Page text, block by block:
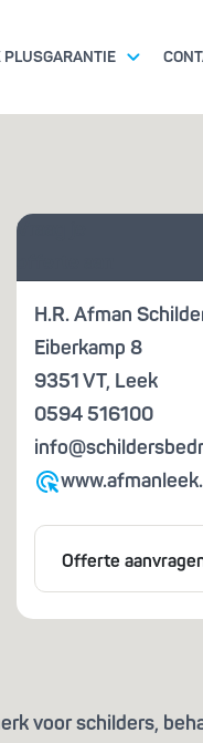
PLUSGARANTIE
KENNISBANK
Vraag je
H.R. Afman
Eiberkamp 8
9351 VT, Leek
0594 516100
Offerte
voor schilders,